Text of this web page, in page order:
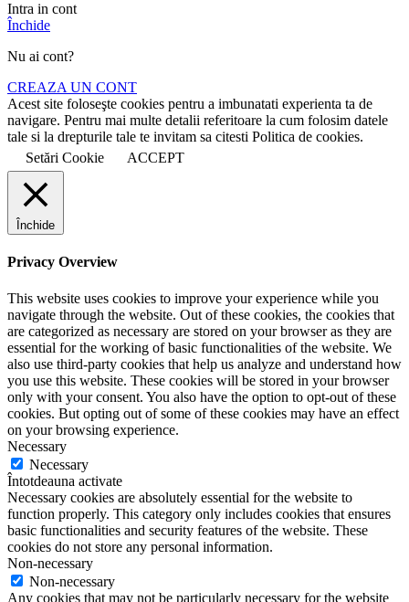
Intra in cont
Închide
Nu ai cont?
CREAZA UN CONT
Acest site foloseşte cookies pentru a imbunatati experienta ta de
navigare. Pentru mai multe detalii referitoare la cum folosim datele
tale si la drepturile tale te invitam sa citesti Politica de cookies.
Setări Cookie
ACCEPT
Închide
Privacy Overview
This website uses cookies to improve your experience while you
navigate through the website. Out of these cookies, the cookies that
are categorized as necessary are stored on your browser as they are
essential for the working of basic functionalities of the website. We
also use third-party cookies that help us analyze and understand how
you use this website. These cookies will be stored in your browser
only with your consent. You also have the option to opt-out of these
cookies. But opting out of some of these cookies may have an effect
on your browsing experience.
Necessary
Necessary
Întotdeauna activate
Necessary cookies are absolutely essential for the website to
function properly. This category only includes cookies that ensures
basic functionalities and security features of the website. These
cookies do not store any personal information.
Non-necessary
Non-necessary
Any cookies that may not be particularly necessary for the website